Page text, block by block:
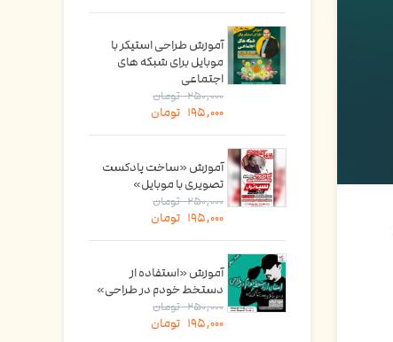
آموزش طراحی استیکر با
موبایل برای شبکه های
اجتماعی
250,000 تومان
195,000 تومان
آموزش «ساخت پادکست
تصویری با موبایل»
250,000 تومان
195,000 تومان
آموزش «استفاده از
دستخط خودم در طراحی»
250,000 تومان
195,000 تومان